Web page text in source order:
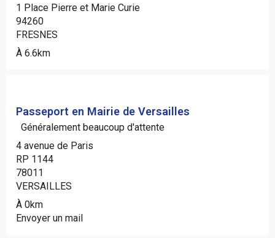
1 Place Pierre et Marie Curie
94260
FRESNES
À 6.6km
Passeport en Mairie de Versailles
Généralement beaucoup d'attente
4 avenue de Paris
RP 1144
78011
VERSAILLES
À 0km
Envoyer un mail